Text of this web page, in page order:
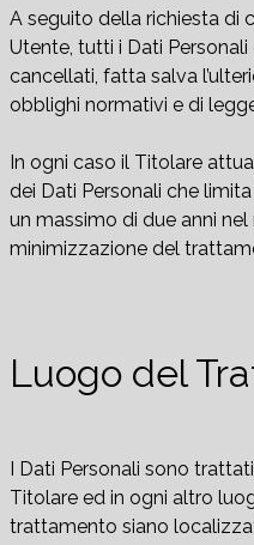
A seguito della richiesta di
Utente, tutti i Dati
cancellati, fatta salva
obblighi normativi e di
In ogni caso il Titolare
dei Dati Personali che
un massimo di due anni
minimizzazione del
Luogo del
I Dati Personali sono
Titolare ed in ogni altro
trattamento siano